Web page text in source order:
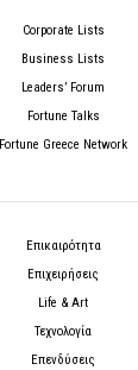
Corporate Lists
Business Lists
Leaders’ Forum
Fortune Talks
Fortune Greece Network
Επικαιρότητα
Επιχειρήσεις
Life & Art
Τεχνολογία
Επενδύσεις